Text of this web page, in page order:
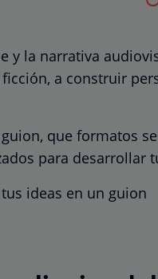
y la narrativa
a construir
que formatos
para desarrollar
ideas en un guion